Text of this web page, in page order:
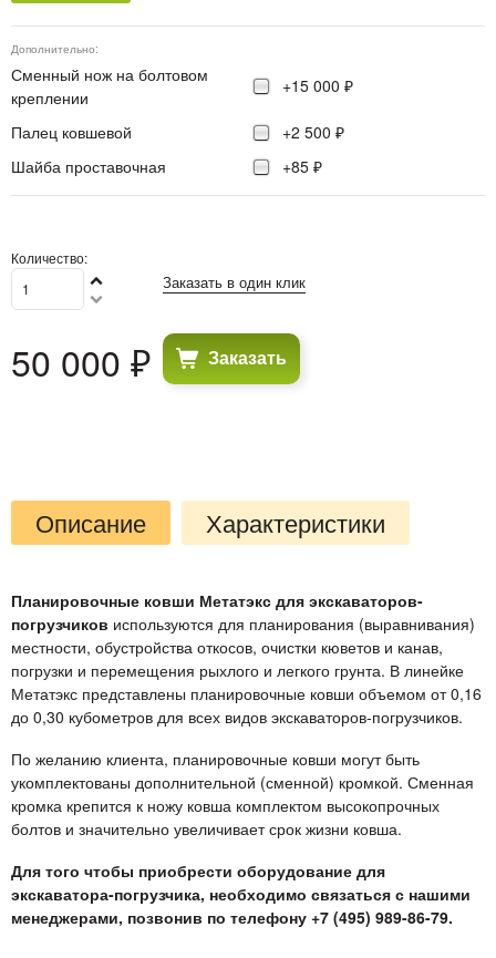
Дополнительно:
Сменный нож на болтовом
креплении
+15 000 ₽
Палец ковшевой
+2 500 ₽
Шайба проставочная
+85 ₽
Количество:
50 000 ₽
Заказать в один клик
Заказать
Описание Характеристики
Планировочные ковши Метатэкс для экскаваторов-
погрузчиков используются для планирования (выравнивания)
местности, обустройства откосов, очистки кюветов и канав,
погрузки и перемещения рыхлого и легкого грунта. В линейке
Метатэкс представлены планировочные ковши объемом от 0,16
до 0,30 кубометров для всех видов экскаваторов-погрузчиков.
По желанию клиента, планировочные ковши могут быть
укомплектованы дополнительной (сменной) кромкой. Сменная
кромка крепится к ножу ковша комплектом высокопрочных
болтов и значительно увеличивает срок жизни ковша.
Для того чтобы приобрести оборудование для
экскаватора-погрузчика, необходимо связаться с нашими
менеджерами, позвонив по телефону +7 (495) 989-86-79.